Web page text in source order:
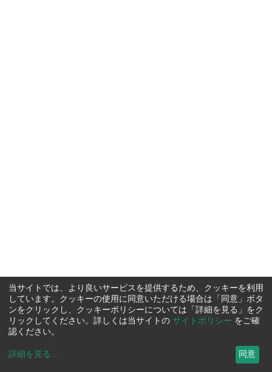
当サイトでは、より良いサービスを提供するため、クッキーを利用
しています。クッキーの使用に同意いただける場合は「同意」ボタ
ンをクリックし、クッキーポリシーについては「詳細を見る」をク
リックしてください。詳しくは当サイトの サイトポリシー をご確
認ください。
詳細を見る ... 同意